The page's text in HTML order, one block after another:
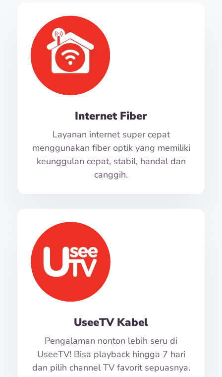
Internet Fiber
Layanan internet super cepat
menggunakan fiber optik yang memiliki
keunggulan cepat, stabil, handal dan
canggih.
UseeTV Kabel
Pengalaman nonton lebih seru di
UseeTV! Bisa playback hingga 7 hari
dan pilih channel TV favorit sepuasnya.